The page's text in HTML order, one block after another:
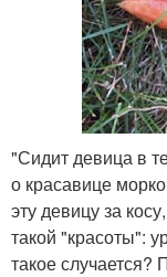
"Сидит девица в
о красавице
эту девицу за
такой "красоты":
такое случается?